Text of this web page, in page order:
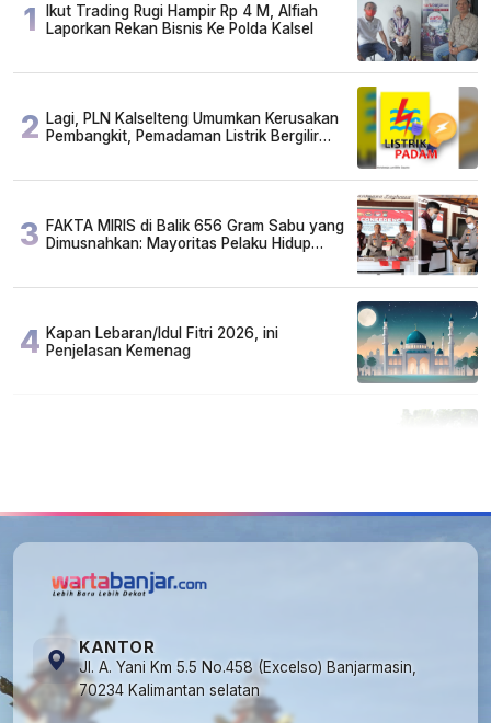
1
Ikut Trading Rugi Hampir Rp 4 M, Alfiah
Laporkan Rekan Bisnis Ke Polda Kalsel
2 Lagi, PLN Kalselteng Umumkan Kerusakan
Pembangkit, Pemadaman Listrik Bergilir
3 FAKTA MIRIS di Balik 656 Gram Sabu yang
Dimusnahkan: Mayoritas Pelaku Hidup
4 Kapan Lebaran/Idul Fitri 2026, ini
Penjelasan Kemenag
KANTOR
Jl. A. Yani Km 5.5 No.458 (Excelso) Banjarmasin,
70234 Kalimantan selatan